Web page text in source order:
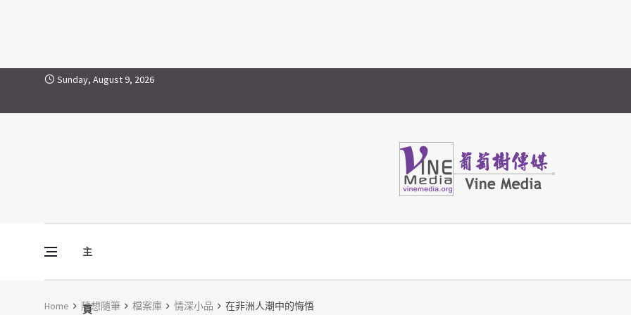
Skip to contentSunday, August 9, 2026
主
頁
Vine Media
葡萄樹傳媒
Home 隨想隨筆 檔案庫 情深小品 在非洲人潮中的悔悟